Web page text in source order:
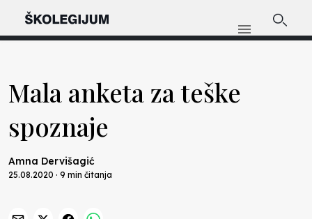
Mala anketa za teške
spoznaje
Amna Dervišagić
25.08.2020 · 9 min čitanja